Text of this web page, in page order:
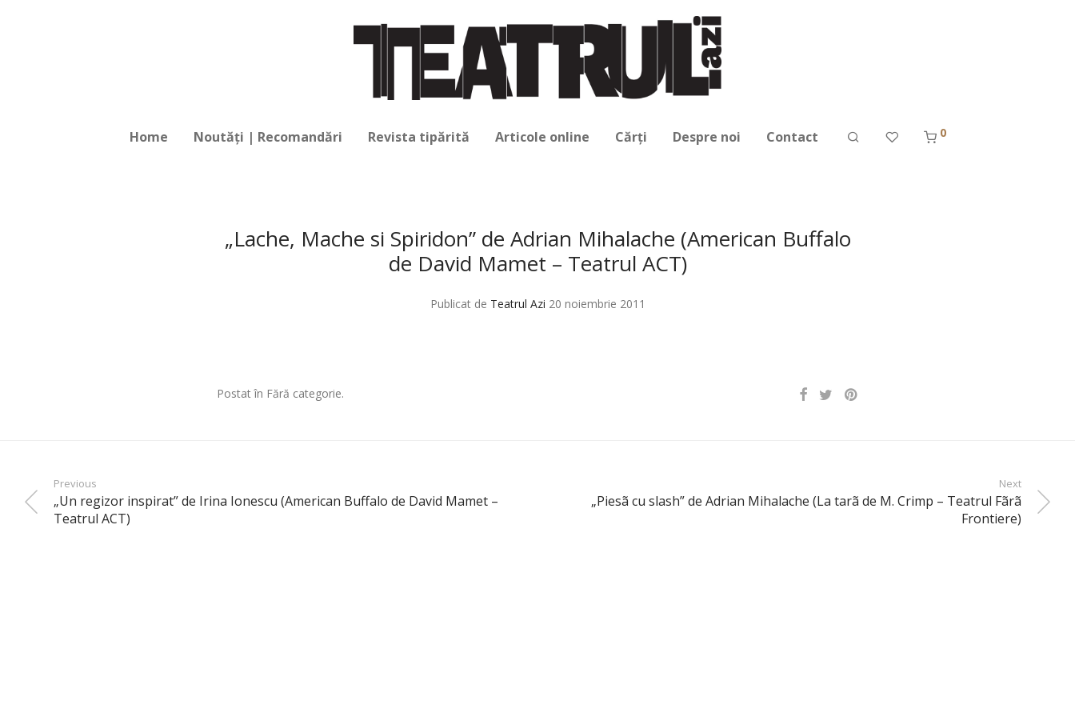
Home Noutăți | Recomandări Revista tipărită Articole online Cărți Despre noi Contact 0
„Lache, Mache si Spiridon” de Adrian Mihalache (American Buffalo
de David Mamet – Teatrul ACT)
Publicat de Teatrul Azi 20 noiembrie 2011
Postat în Fără categorie.
Previous
„Un regizor inspirat” de Irina Ionescu (American Buffalo de David Mamet –
Teatrul ACT)
Next
„Piesã cu slash” de Adrian Mihalache (La tarã de M. Crimp – Teatrul Fãrã
Frontiere)